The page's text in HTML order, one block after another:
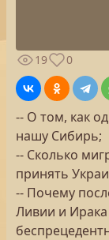
19
0
-- О том, как
нашу Сибирь;
-- Сколько
принять
-- Почему
Ливии и Ирака